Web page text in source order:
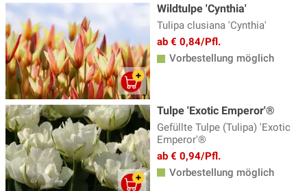
Wildtulpe 'Cynthia'
Tulipa clusiana 'Cynthia'
ab € 0,84/Pfl.
Vorbestellung möglich
Tulpe 'Exotic Emperor'®
Gefüllte Tulpe (Tulipa) 'Exotic
Emperor'®
ab € 0,94/Pfl.
Vorbestellung möglich